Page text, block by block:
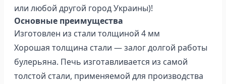
или любой другой город Украины)!
Основные преимущества
Изготовлен из стали толщиной 4 мм
Хорошая толщина стали — залог долгой работы
булерьяна. Печь изготавливается из самой
толстой стали, применяемой для производства